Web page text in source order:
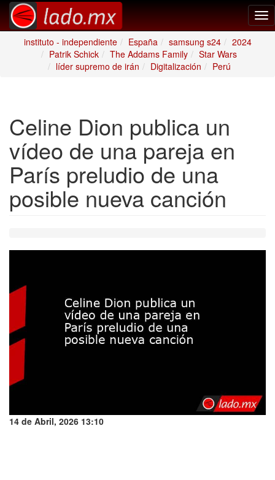
instituto - independiente
España samsung s24
2024
Patrik Schick
The Addams Family
Star Wars
líder supremo de irán
Digitalización Perú
Celine Dion publica un
vídeo de una pareja en
París preludio de una
posible nueva canción
14 de Abril, 2026 13:10